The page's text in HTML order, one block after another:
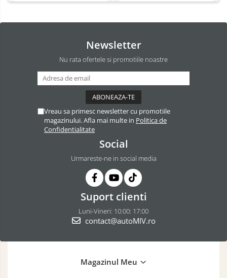
Newsletter
Nu rata ofertele si promotiile noastre
Vreau sa primesc newsletter cu promotiile
magazinului. Afla mai multe in Politica de
Confidentialitate
Social
Urmareste-ne in social media
Suport clienti
Luni-Vineri: 10:00: 17:00
contact@autoMIV.ro
Magazinul Meu